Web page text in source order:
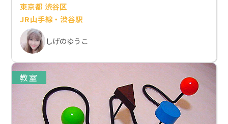
東京都 渋谷区
JR山手線・渋谷駅
しげのゆうこ
教室